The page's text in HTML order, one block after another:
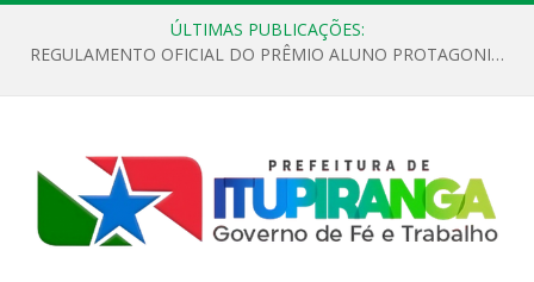
ÚLTIMAS PUBLICAÇÕES:
REGULAMENTO OFICIAL DO PRÊMIO ALUNO PROTAGONISTA – EDIÇÃO 2026